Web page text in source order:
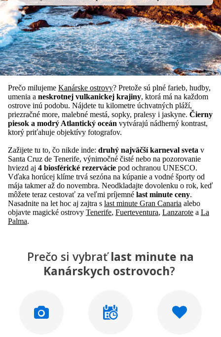
Prečo milujeme Kanárske ostrovy? Pretože sú plné farieb, hudby,
umenia a neskrotnej vulkanickej krajiny, ktorá má na každom
ostrove inú podobu. Nájdete tu kilometre úchvatných pláží,
priezračné more, malebné mestá, sopky, pralesy i jaskyne. Čierny
piesok a modrý Atlantický oceán vytvárajú nádherný kontrast,
ktorý priťahuje objektívy fotografov.
Zažijete tu to, čo nikde inde: druhý najväčší karneval sveta v
Santa Cruz de Tenerife, výnimočné čisté nebo na pozorovanie
hviezd aj 4 biosférické rezervácie pod ochranou UNESCO.
Vďaka horúcej klíme trvá sezóna na kúpanie a vodné športy od
mája takmer až do novembra. Neodkladajte dovolenku o rok, keď
môžete teraz cestovať za veľmi príjemné last minute ceny.
Nasadnite na let hoc aj zajtra s last minute Gran Canaria alebo
objavte magické ostrovy Tenerife, Fuerteventura, Lanzarote a La
Palma.
Prečo si vybraťlast minute na
Kanárskych ostrovoch?